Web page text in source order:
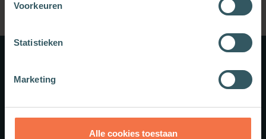
Voorkeuren
Statistieken
Marketing
Alle cookies toestaan